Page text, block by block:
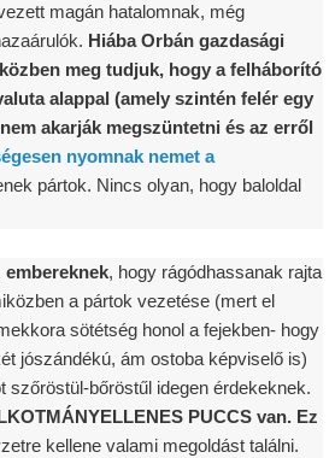
magán hatalomnak, még
Hiába Orbán gazdasági
meg tudjuk, hogy a felháborító
alappal (amely szintén felér egy
akarják megszüntetni és az erről
nyomnak nemet a
pártok. Nincs olyan, hogy baloldal
embereknek, hogy rágódhassanak rajta
a pártok vezetése (mert el
sötétség honol a fejekben- hogy
jószándékú, ám ostoba képviselő is)
szőröstül-bőröstűl idegen érdekeknek.
PUCCS van. Ez
kellene valami megoldást találni.